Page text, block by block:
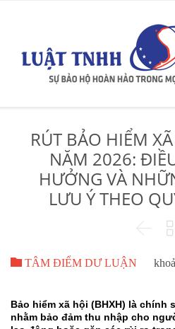
RÚT BẢO HIỂM
NĂM 2026:
HƯỞNG VÀ
LƯU Ý THEO

 TÂM ĐIỂM DƯ LUẬN
Bảo hiểm xã hội (BHXH) là chính
nhằm bảo đảm thu nhập cho